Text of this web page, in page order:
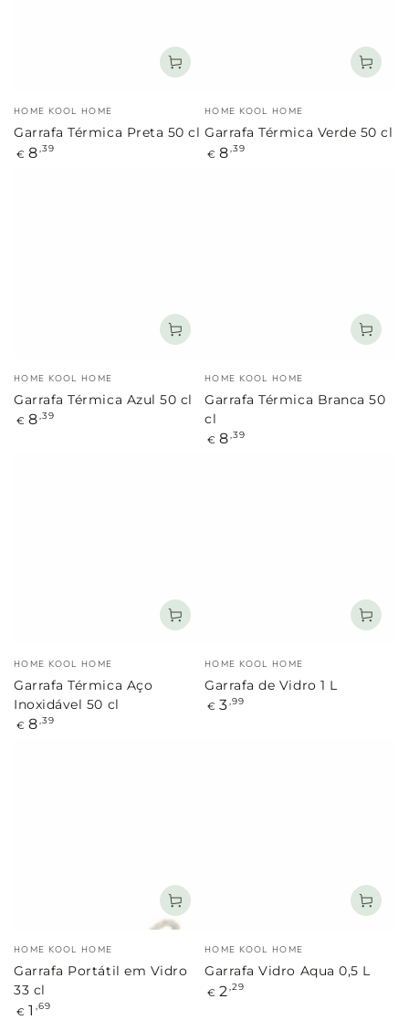
Marca:
HOME KOOL HOME
Garrafa Térmica Preta 50 cl
Preço
€ 8,39
Marca:
HOME KOOL HOME
Garrafa Térmica Verde 50 cl
Preço
€ 8,39
Marca:
HOME KOOL HOME
Garrafa Térmica Azul 50 cl
Preço
€ 8 ,39
Marca:
HOME KOOL HOME
Garrafa Térmica Branca 50
cl
Preço
€ 8 ,39
Marca:
HOME KOOL HOME
Garrafa Térmica Aço
Inoxidável 50 cl
Preço
€ 8 ,39
Marca:
HOME KOOL HOME
Garrafa de Vidro 1 L
Preço
€ 3 ,99
Marca:
HOME KOOL HOME
Garrafa Portátil em Vidro
33 cl
Preço
€ 1 ,69
Marca:
HOME KOOL HOME
Garrafa Vidro Aqua 0,5 L
Preço
€ 2 ,29